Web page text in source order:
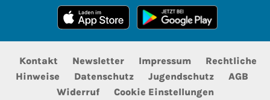
Kontakt Newsletter Impressum
Rechtliche
Hinweise
Datenschutz Jugendschutz
AGB
Widerruf
Cookie Einstellungen